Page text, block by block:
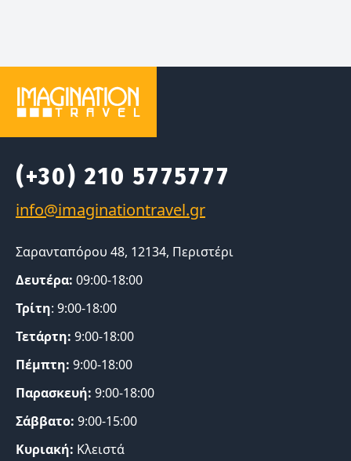
(+30) 210 5775777
Σαρανταπόρου 48, 12134, Περιστέρι
Δευτέρα: 09:00-18:00
Τρίτη: 9:00-18:00
Τετάρτη: 9:00-18:00
Πέμπτη: 9:00-18:00
Παρασκευή: 9:00-18:00
Σάββατο: 9:00-15:00
Κυριακή: Κλειστά